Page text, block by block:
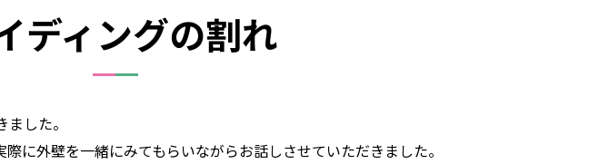
ディングの割れ
した。
に外壁を一緒にみてもらいながらお話しさせていただきました。